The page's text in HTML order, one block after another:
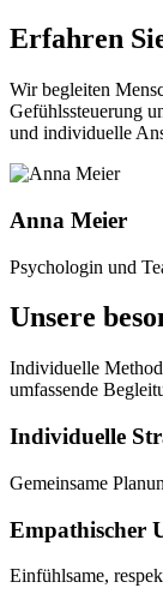
Erfahren
Wir begleiten
Gefühlssteuerung
und individuelle
Anna Meier
Psychologin und
Unsere
Individuelle
umfassende
Individuelle
Gemeinsame
Empathischer
Einfühlsame,